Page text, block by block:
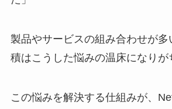
製品やサービスの組み合わせが多
積はこうした悩みの温床になりが
この悩みを解決する仕組みが、